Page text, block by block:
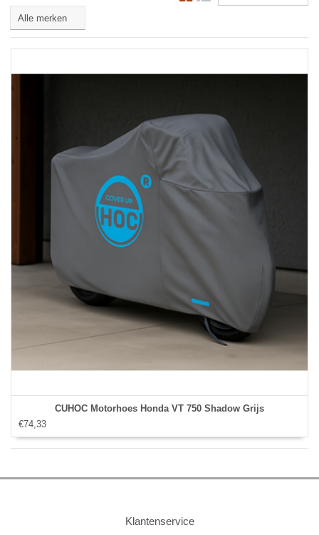
CUHOC Motorhoes Honda VT 750 Shadow Grijs
€74,33
Klantenservice